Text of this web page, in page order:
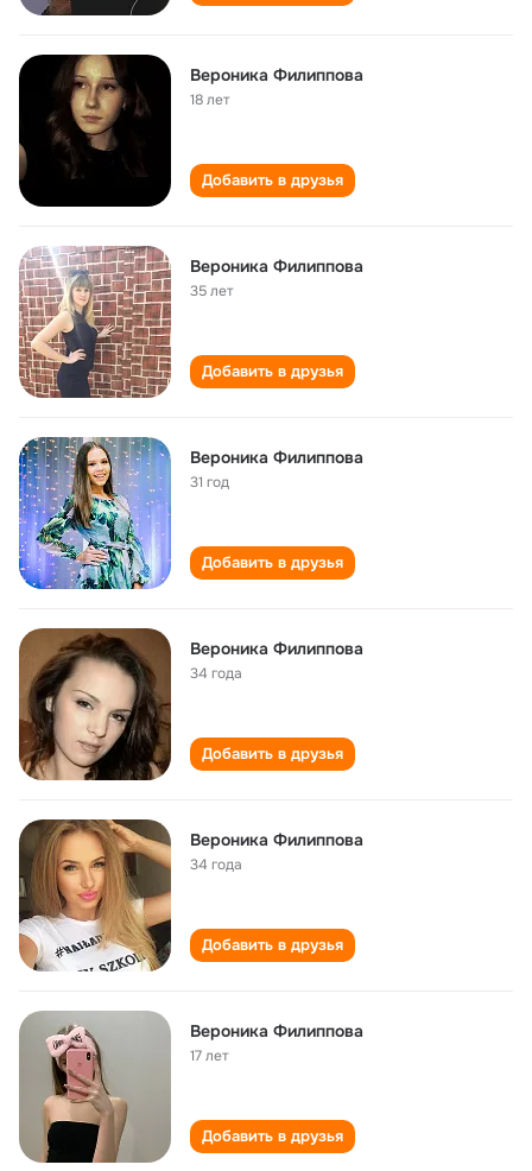
Вероника Филиппова
18 лет
Добавить в друзья
Вероника Филиппова
35 лет
Добавить в друзья
Вероника Филиппова
31 год
Добавить в друзья
Вероника Филиппова
34 года
Добавить в друзья
Вероника Филиппова
34 года
Добавить в друзья
Вероника Филиппова
17 лет
Добавить в друзья